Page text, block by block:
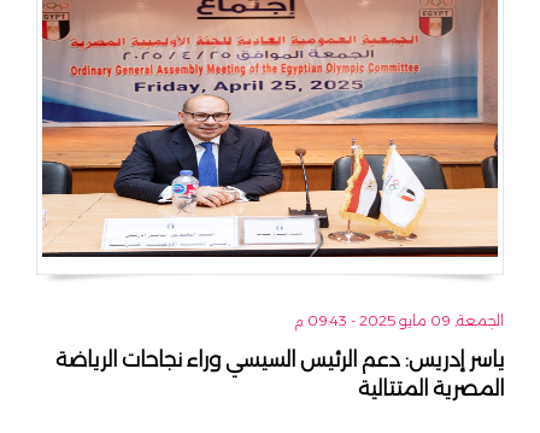
الجمعة, 09 مايو 2025 - 09:43 م
ياسر إدريس: دعم الرئيس السيسي وراء نجاحات الرياضة
المصرية المتتالية